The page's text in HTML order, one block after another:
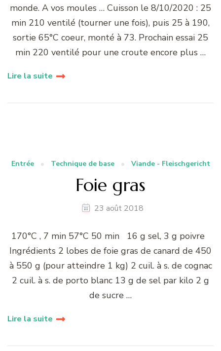
monde. A vos moules … Cuisson le 8/10/2020 : 25
min 210 ventilé (tourner une fois), puis 25 à 190,
sortie 65°C coeur, monté à 73. Prochain essai 25
min 220 ventilé pour une croute encore plus …
Lire la suite
Entrée Technique de base Viande - Fleischgericht
Foie gras
23 août 2018
170°C , 7 min 57°C 50 min 16 g sel, 3 g poivre
Ingrédients 2 lobes de foie gras de canard de 450
à 550 g (pour atteindre 1 kg) 2 cuil. à s. de cognac
2 cuil. à s. de porto blanc 13 g de sel par kilo 2 g
de sucre …
Lire la suite